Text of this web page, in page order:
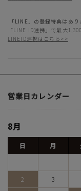
「LINE」の登録特典はあり
「LINE ID連携」で最大
LINEID連携はこちら>>
営業日カレンダー
8月
日 月
2
3